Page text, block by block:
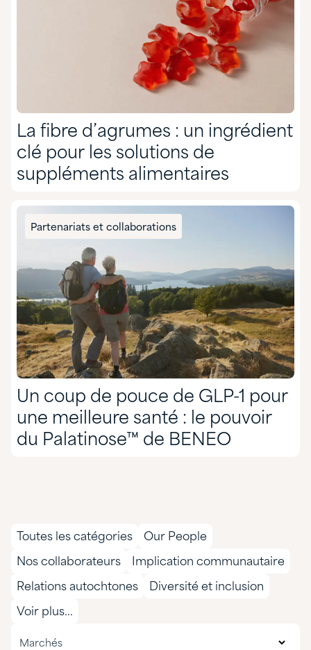
La fibre d’agrumes : un ingrédient
clé pour les solutions de
suppléments alimentaires
Partenariats et collaborations
Un coup de pouce de GLP-1 pour
une meilleure santé : le pouvoir
du Palatinose™ de BENEO
Toutes les catégories Our People
Nos collaborateurs Implication communautaire
Relations autochtones Diversité et inclusion
Voir plus...
Marchés
Tous les marchés